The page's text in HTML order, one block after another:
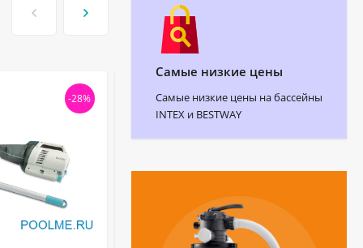
-28%
Самые низкие цены
Самые низкие цены на бассейны
INTEX и BESTWAY